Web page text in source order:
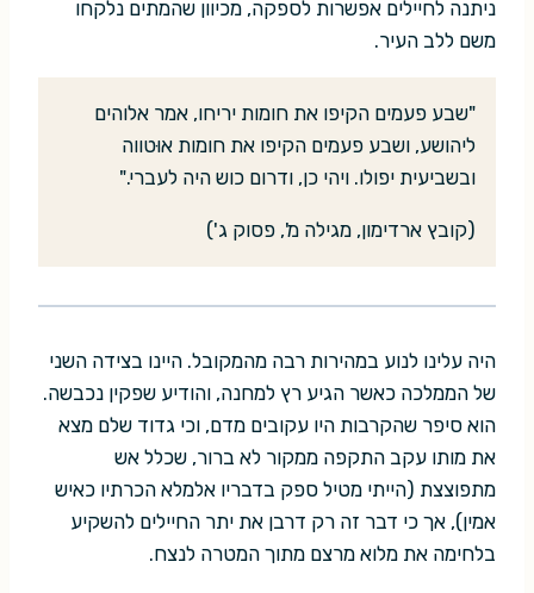
ניתנה לחיילים אפשרות לספקה, מכיוון שהמתים נלקחו
משם ללב העיר.
"שבע פעמים הקיפו את חומות יריחו, אמר אלוהים
ליהושע, ושבע פעמים הקיפו את חומות אוּטווה
ובשביעית יפולו. ויהי כן, ודרום כוש היה לעברי."
(קובץ ארדימון, מגילה מ', פסוק ג')
היה עלינו לנוע במהירות רבה מהמקובל. היינו בצידה השני
של הממלכה כאשר הגיע רץ למחנה, והודיע שפקין נכבשה.
הוא סיפר שהקרבות היו עקובים מדם, וכי גדוד שלם מצא
את מותו עקב התקפה ממקור לא ברור, שכלל אש
מתפוצצת (הייתי מטיל ספק בדבריו אלמלא הכרתיו כאיש
אמין), אך כי דבר זה רק דרבן את יתר החיילים להשקיע
בלחימה את מלוא מרצם מתוך המטרה לנצח.